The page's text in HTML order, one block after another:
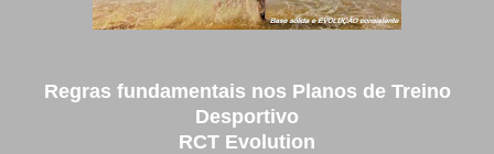
Regras fundamentais nos Planos de Treino
Desportivo
RCT Evolution